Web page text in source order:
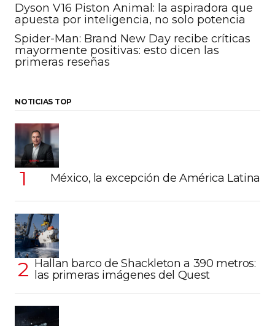
Dyson V16 Piston Animal: la aspiradora que
apuesta por inteligencia, no solo potencia
Spider-Man: Brand New Day recibe críticas
mayormente positivas: esto dicen las
primeras reseñas
NOTICIAS TOP
México, la excepción de América Latina
Hallan barco de Shackleton a 390 metros:
las primeras imágenes del Quest